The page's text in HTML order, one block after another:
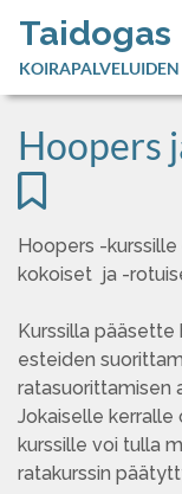
Taidogas
Hoopers
Hoopers -
kokoiset ja -
Kurssilla
esteiden
ratasuorittamisen
Jokaiselle
kurssille voi tulla
ratakurssin